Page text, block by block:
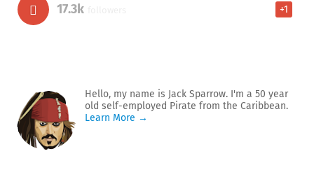
17.3k +1
Hello, my name is Jack Sparrow. I'm a 50 year
old self-employed Pirate from the Caribbean.
Learn More →